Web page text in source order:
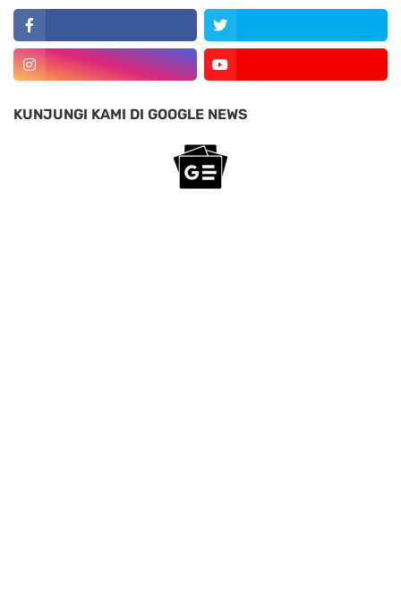
KUNJUNGI KAMI DI GOOGLE NEWS